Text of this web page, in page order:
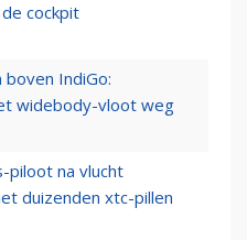
cockpit
IndiGo:
widebody-vloot weg
piloot na vlucht
duizenden xtc-pillen